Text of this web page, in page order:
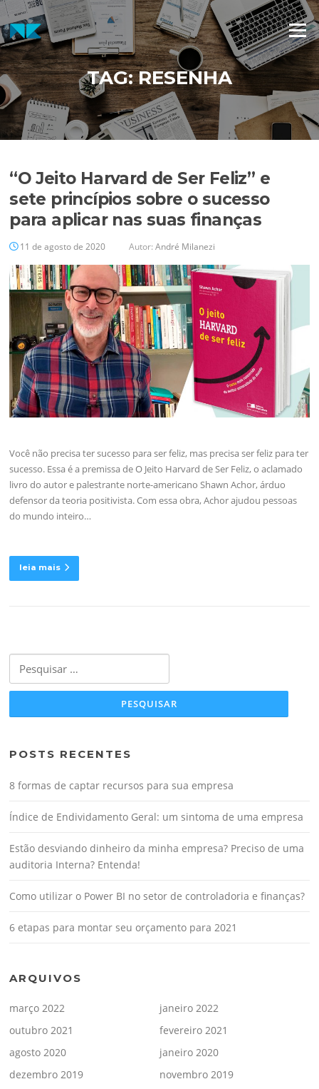
Pular
para
o
conteúdo
Menu
TAG:RESENHA
“O Jeito Harvard de Ser Feliz” e
sete princípios sobre o sucesso
para aplicar nas suas finanças
11 de agosto de 2020 Autor:André Milanezi
Você não precisa ter sucesso para ser feliz, mas precisa ser feliz para ter
sucesso. Essa é a premissa de O Jeito Harvard de Ser Feliz, o aclamado
livro do autor e palestrante norte-americano Shawn Achor, árduo
defensor da teoria positivista. Com essa obra, Achor ajudou pessoas
do mundo inteiro…
leia mais
por:
POSTS RECENTES
8 formas de captar recursos para sua empresa
Índice de Endividamento Geral: um sintoma de uma empresa
Estão desviando dinheiro da minha empresa? Preciso de uma
auditoria Interna? Entenda!
Como utilizar o Power BI no setor de controladoria e finanças?
6 etapas para montar seu orçamento para 2021
ARQUIVOS
março 2022
janeiro 2022
outubro 2021
fevereiro 2021
agosto 2020
janeiro 2020
dezembro 2019
novembro 2019